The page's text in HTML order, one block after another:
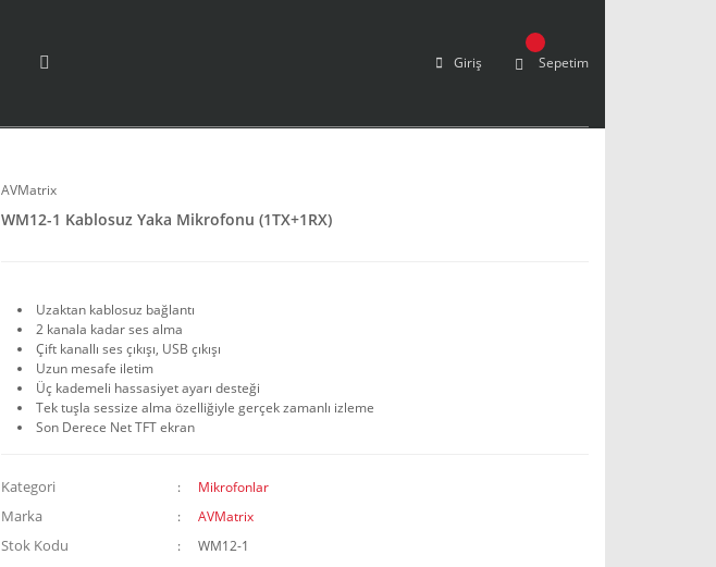
Giriş Sepetim
AVMatrix
WM12-1 Kablosuz Yaka Mikrofonu (1TX+1RX)
Uzaktan kablosuz bağlantı
2 kanala kadar ses alma
Çift kanallı ses çıkışı, USB çıkışı
Uzun mesafe iletim
Üç kademeli hassasiyet ayarı desteği
Tek tuşla sessize alma özelliğiyle gerçek zamanlı izleme
Son Derece Net TFT ekran
Kategori Mikrofonlar
Marka AVMatrix
Stok Kodu WM12-1